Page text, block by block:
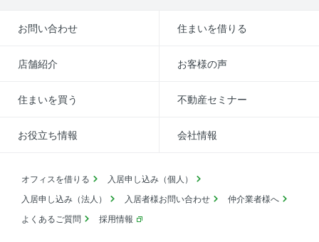
お問い合わせ 住まいを借りる
店舗紹介 お客様の声
住まいを買う 不動産セミナー
お役立ち情報 会社情報
オフィスを借りる
入居申し込み（個人）
入居申し込み（法人）
入居者様お問い合わせ
仲介業者様へ
よくあるご質問
採用情報